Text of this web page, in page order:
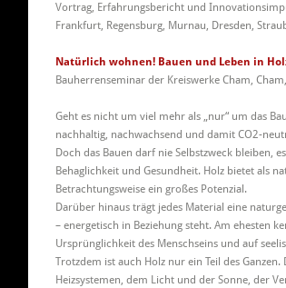
Vortrag, Erfahrungsbericht und
Frankfurt, Regensburg, Murnau, Dresden,
Natürlich wohnen! Bauen und Leben in
Bauherrenseminar der Kreiswerke Cham,
Geht es nicht um viel mehr als „nur“ um das
nachhaltig, nachwachsend und damit CO2-
Doch das Bauen darf nie Selbstzweck
Behaglichkeit und Gesundheit. Holz bietet als
Betrachtungsweise ein großes Potenzial.
Darüber hinaus trägt jedes Material eine
– energetisch in Beziehung steht. Am ehesten
Ursprünglichkeit des Menschseins und auf
Trotzdem ist auch Holz nur ein Teil des
Heizsystemen, dem Licht und der Sonne, der